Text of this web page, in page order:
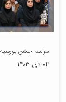
مراسم جشن
۰۴ دی ۱۴۰۳